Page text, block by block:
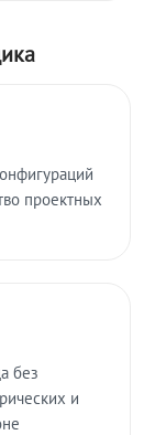
проектных
без
и